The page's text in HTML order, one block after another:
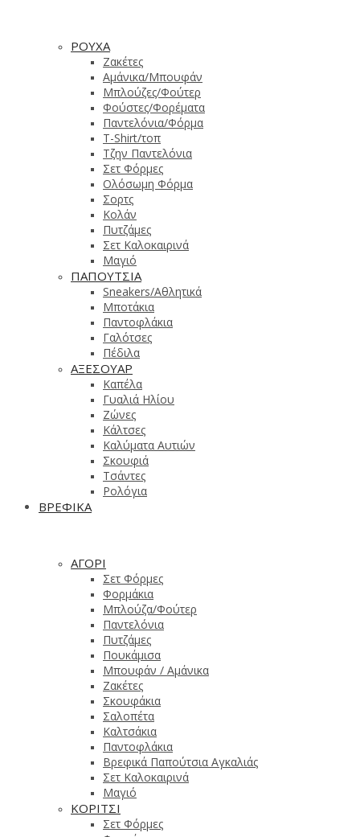
ΡΟΥΧΑ
Ζακέτες
Αμάνικα/Μπουφάν
Μπλούζες/Φούτερ
Φούστες/Φορέματα
Παντελόνια/Φόρμα
T-Shirt/τοπ
Τζην Παντελόνια
Σετ Φόρμες
Ολόσωμη Φόρμα
Σορτς
Κολάν
Πυτζάμες
Σετ Καλοκαιρινά
Μαγιό
ΠΑΠΟΥΤΣΙΑ
Sneakers/Αθλητικά
Μποτάκια
Παντοφλάκια
Γαλότσες
Πέδιλα
ΑΞΕΣΟΥΑΡ
Καπέλα
Γυαλιά Ηλίου
Ζώνες
Κάλτσες
Καλύματα Αυτιών
Σκουφιά
Τσάντες
Ρολόγια
ΒΡΕΦΙΚΑ
ΑΓΟΡΙ
Σετ Φόρμες
Φορμάκια
Μπλούζα/Φούτερ
Παντελόνια
Πυτζάμες
Πουκάμισα
Μπουφάν / Αμάνικα
Ζακέτες
Σκουφάκια
Σαλοπέτα
Καλτσάκια
Παντοφλάκια
Βρεφικά Παπούτσια Αγκαλιάς
Σετ Καλοκαιρινά
Μαγιό
ΚΟΡΙΤΣΙ
Σετ Φόρμες